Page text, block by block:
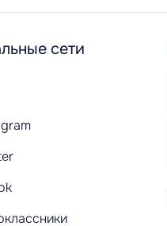
сети